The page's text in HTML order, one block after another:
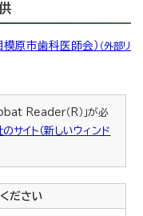
模原市歯科医師会） （外部リ
Reader（R）」が必
サイト（新しいウィンド
ださい